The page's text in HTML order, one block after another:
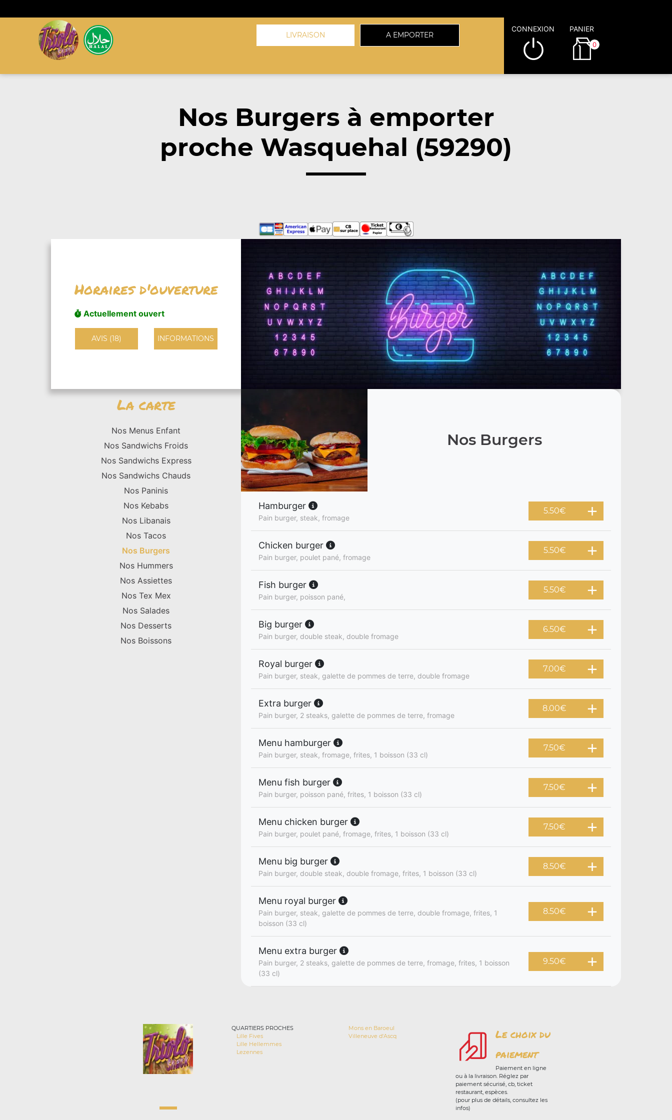
LIVRAISON A EMPORTER
CONNEXION PANIER
0
Nos Burgers à emporter
proche Wasquehal (59290)
Horaires d'ouverture
Actuellement ouvert
AVIS (18) INFORMATIONS
La carte
Nos Menus Enfant
Nos Sandwichs Froids
Nos Sandwichs Express
Nos Sandwichs Chauds
Nos Paninis
Nos Kebabs
Nos Libanais
Nos Tacos
Nos Burgers
Nos Hummers
Nos Assiettes
Nos Tex Mex
Nos Salades
Nos Desserts
Nos Boissons
Nos Burgers
Hamburger
Pain burger, steak, fromage
5.50€
Chicken burger
Pain burger, poulet pané, fromage
5.50€
Fish burger
Pain burger, poisson pané,
5.50€
Big burger
Pain burger, double steak, double fromage
6.50€
Royal burger
Pain burger, steak, galette de pommes de terre, double fromage
7.00€
Extra burger
Pain burger, 2 steaks, galette de pommes de terre, fromage
8.00€
Menu hamburger
Pain burger, steak, fromage, frites, 1 boisson (33 cl)
7.50€
Menu fish burger
Pain burger, poisson pané, frites, 1 boisson (33 cl)
7.50€
Menu chicken burger
Pain burger, poulet pané, fromage, frites, 1 boisson (33 cl)
7.50€
Menu big burger
Pain burger, double steak, double fromage, frites, 1 boisson (33 cl)
8.50€
Menu royal burger
Pain burger, steak, galette de pommes de terre, double fromage, frites, 1
boisson (33 cl)
8.50€
Menu extra burger
Pain burger, 2 steaks, galette de pommes de terre, fromage, frites, 1 boisson
(33 cl)
9.50€
QUARTIERS PROCHES
Lille Fives
Lille Hellemmes
Lezennes
Mons en Baroeul
Villeneuve d'Ascq
Le choix du
paiement
Paiement en ligne
ou à la livraison. Réglez par
paiement sécurisé, cb, ticket
restaurant, espèces.
(pour plus de détails, consultez les
infos)